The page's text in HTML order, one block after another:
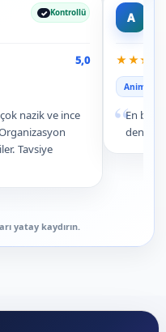
Kontrollü
5,0
nazik ve ince
Tavsiye
A
★★★
Animatör
“En
yatay kaydırın.